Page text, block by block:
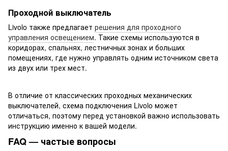
Проходной выключатель
Livolo также предлагает решения для проходного
управления освещением. Такие схемы используются в
коридорах, спальнях, лестничных зонах и больших
помещениях, где нужно управлять одним источником света
из двух или трех мест.
В отличие от классических проходных механических
выключателей, схема подключения Livolo может
отличаться, поэтому перед установкой важно использовать
инструкцию именно к вашей модели.
FAQ — частые вопросы